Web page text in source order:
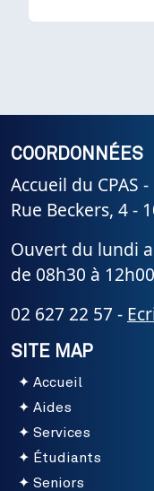
COORDONNÉES
Accueil du CPAS
Rue Beckers, 4 -
Ouvert du lundi
de 08h30 à
02 627 22 57 -
SITE MAP
Accueil
Aides
Services
Étudiants
Seniors